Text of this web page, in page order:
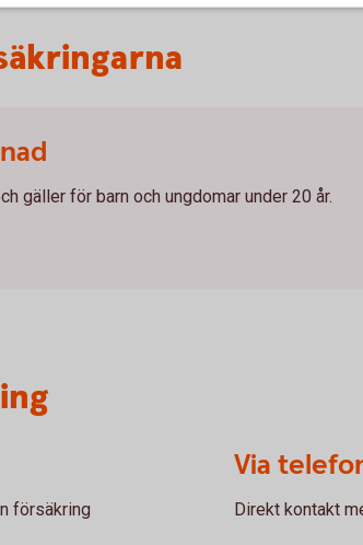
gäller för barn och ungdomar under 20 år.
försäkring
Via
Direkt kontakt